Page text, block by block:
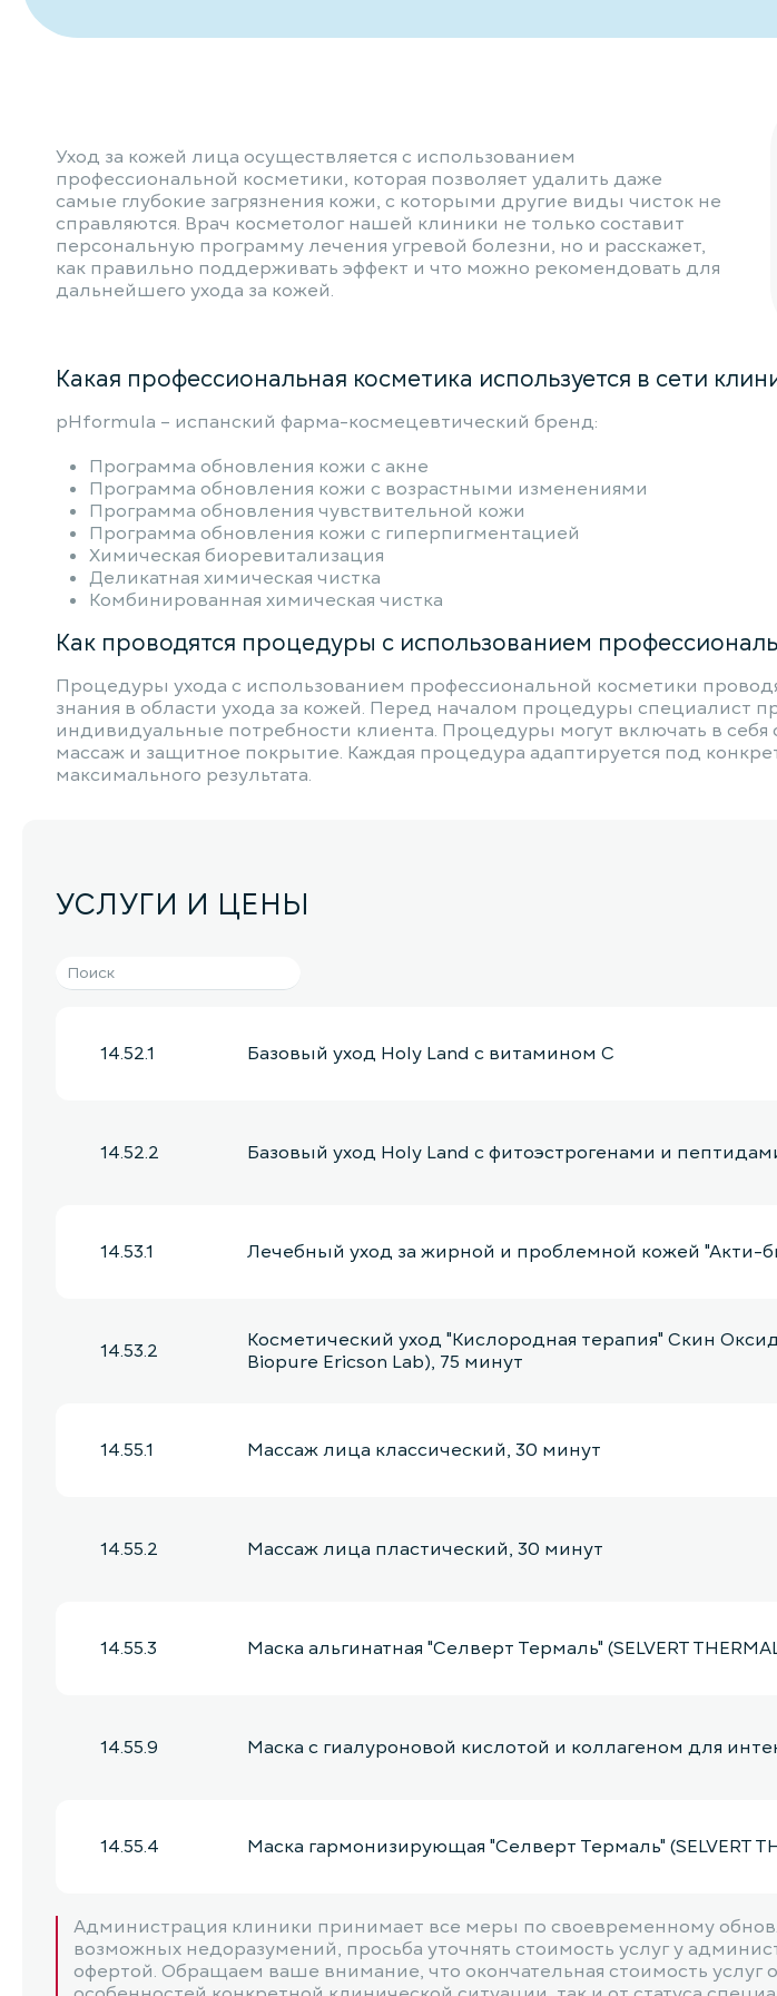
Уход за кожей лица осуществляется с использованием
профессиональной косметики, которая позволяет удалить даже
самые глубокие загрязнения кожи, с которыми другие виды чисток не
справляются. Врач косметолог нашей клиники не только составит
персональную программу лечения угревой болезни, но и расскажет,
как правильно поддерживать эффект и что можно рекомендовать для
дальнейшего ухода за кожей.
Какая профессиональная косметика используется в сети
pHformula – испанский фарма-космецевтический бренд:
Программа обновления кожи с акне
Программа обновления кожи с возрастными изменениями
Программа обновления чувствительной кожи
Программа обновления кожи с гиперпигментацией
Химическая биоревитализация
Деликатная химическая чистка
Комбинированная химическая чистка
Как проводятся процедуры с использованием
Процедуры ухода с использованием профессиональной косметики
знания в области ухода за кожей. Перед началом процедуры специалист
индивидуальные потребности клиента. Процедуры могут включать в
массаж и защитное покрытие. Каждая процедура адаптируется под
максимального результата.
УСЛУГИ И ЦЕНЫ
14.52.1 Базовый уход Holy Land c витамином С
14.52.2 Базовый уход Holy Land c фитоэстрогенами и
14.53.1 Лечебный уход за жирной и проблемной кожей "Акти-
14.53.2
Косметический уход "Кислородная терапия" Скин
Biopure Ericson Lab), 75 минут
14.55.1 Массаж лица классический, 30 минут
14.55.2 Массаж лица пластический, 30 минут
14.55.3 Маска альгинатная "Селверт Термаль" (SELVERT
14.55.9 Маска с гиалуроновой кислотой и коллагеном для
14.55.4 Маска гармонизирующая "Селверт Термаль" (SELVERT
14.55.5 Маска успокаивающая Selvert Thermal Masque Calmant
Администрация клиники принимает все меры по своевременному
возможных недоразумений, просьба уточнять стоимость услуг у
офертой. Обращаем ваше внимание, что окончательная стоимость